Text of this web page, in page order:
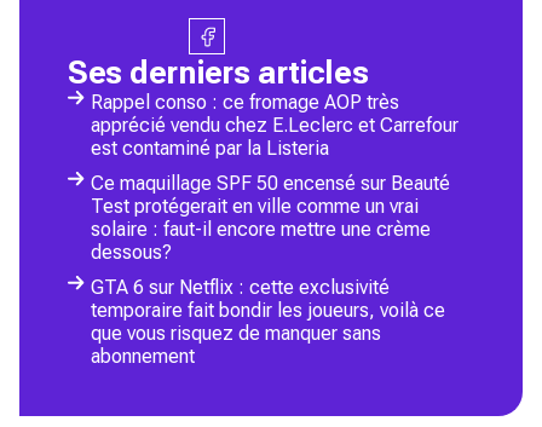
Ses derniers articles
Rappel conso : ce fromage AOP très
apprécié vendu chez E.Leclerc et Carrefour
est contaminé par la Listeria
Ce maquillage SPF 50 encensé sur Beauté
Test protégerait en ville comme un vrai
solaire : faut-il encore mettre une crème
dessous?
GTA 6 sur Netflix : cette exclusivité
temporaire fait bondir les joueurs, voilà ce
que vous risquez de manquer sans
abonnement